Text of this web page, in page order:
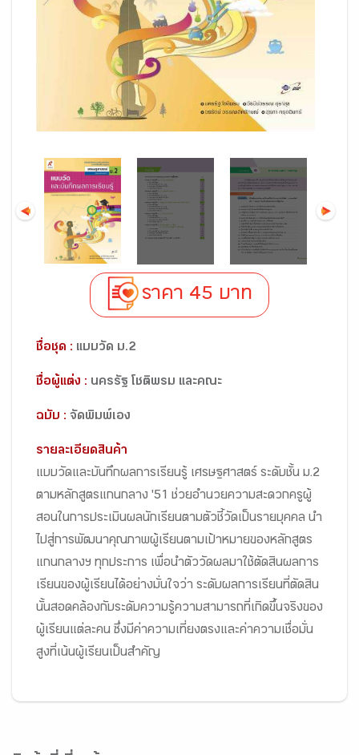
ราคา 45 บาท
ชื่อชุด : แบบวัด ม.2
ชื่อผู้แต่ง : นครรัฐ โชติพรม และคณะ
ฉบับ : จัดพิมพ์เอง
รายละเอียดสินค้า
แบบวัดและบันทึกผลการเรียนรู้ เศรษฐศาสตร์ ระดับชั้น ม.2
ตามหลักสูตรแกนกลาง '51 ช่วยอำนวยความสะดวกครูผู้
สอนในการประเมินผลนักเรียนตามตัวชี้วัดเป็นรายบุคคล นำ
ไปสู่การพัฒนาคุณภาพผู้เรียนตามเป้าหมายของหลักสูตร
แกนกลางฯ ทุกประการ เพื่อนำตัววัดผลมาใช้ตัดสินผลการ
เรียนของผู้เรียนได้อย่างมั่นใจว่า ระดับผลการเรียนที่ตัดสิน
นั้นสอดคล้องกับระดับความรู้ความสามารถที่เกิดขึ้นจริงของ
ผู้เรียนแต่ละคน ซึ่งมีค่าความเที่ยงตรงและค่าความเชื่อมั่น
สูงที่เน้นผู้เรียนเป็นสำคัญ